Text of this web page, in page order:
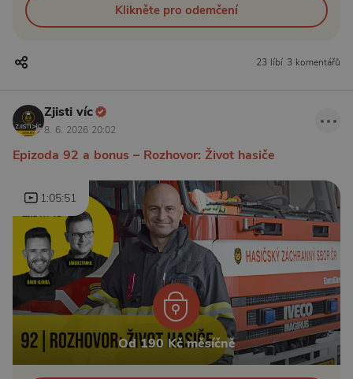
Klikněte pro odemčení
23 líbí 3 komentářů
Zjisti víc
8. 6. 2026 20:02
Epizoda 92 a bonus – Rozhovor: Život hasiče
1:05:51
Od 190 Kč měsíčně